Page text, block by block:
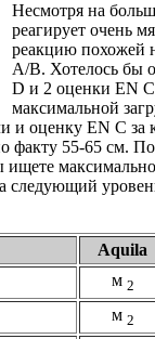
Несмотря на
реагирует очень
реакцию похожей
A/B. Хотелось бы
D и 2 оценки EN
максимальной
и оценку EN C
факту 55-65 см.
следующий
Aquila
м 2
м 2